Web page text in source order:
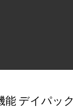
能 デイパッ